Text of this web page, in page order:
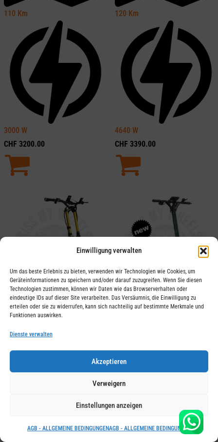
Einwilligung verwalten
Um das beste Erlebnis zu bieten, verwenden wir Technologien wie Cookies, um
Geräteinformationen zu speichern und/oder darauf zuzugreifen. Wenn Sie diesen
Technologien zustimmen, können wir Daten wie das Browserverhalten oder
eindeutige IDs auf dieser Site verarbeiten. Das Versäumnis, die Einwilligung zu
erteilen oder sie zu widerrufen, kann sich nachteilig auf bestimmte Merkmale und
Funktionen auswirken.
Dienste verwalten
Akzeptieren
Verweigern
Einstellungen anzeigen
AGB - ALLGEMEINE BEDINGUNGENAGB - ALLGEMEINE BEDINGUNGEN
110 Km
3000 W
CHF 3200.00
120 Km
4640 W
CHF 3390.00
KAABO WOLF WARRIOR KING
DUALTRON THUNDER 3
100Km/h